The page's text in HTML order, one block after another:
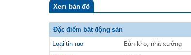
Xem bản đồ
Đặc điểm bất động sản
Loại tin rao
Bán kho, nhà xưởng